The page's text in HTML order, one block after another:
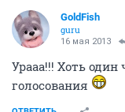
GoldFish
guru
16 мая 2013
Урааа!!! Хоть один
голосования